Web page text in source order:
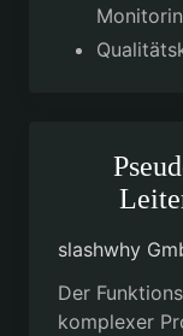
slashwhy
Der
komplexer